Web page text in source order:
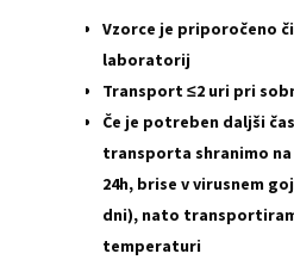
Vzorce je priporočeno
laboratorij
Transport ≤2 uri pri
Če je potreben daljši
transporta shranimo na
24h, brise v virusnem
dni), nato
temperaturi